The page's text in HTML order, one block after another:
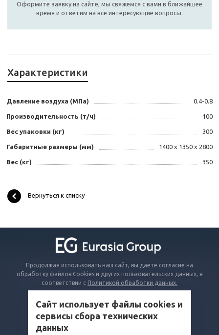
Оформите заявку на сайте, мы свяжемся с вами в ближайшее
время и ответим на все интересующие вопросы.
Характеристики
Давление воздуха (МПа) 0.4-0.8
Производительность (т/ч) 100
Вес упаковки (кг) 300
Габаритные размеры (мм) 1400 x 1350 x 2800
Вес (кг) 350
Вернуться к списку
Продолжая использовать наш сайт, вы даете согласие на
обработку файлов Cookies и других пользовательских данных, в
соответствии с Политикой обработки данных.
Сайт использует файлы cookies и
сервисы сбора технических
данных